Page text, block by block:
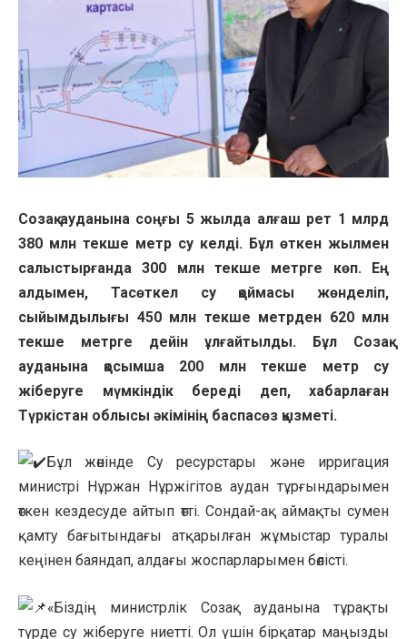
Созақ ауданына соңғы 5 жылда алғаш рет 1 млрд
380 млн текше метр су келді. Бұл өткен жылмен
салыстырғанда 300 млн текше метрге көп. Ең
алдымен, Тасөткел су қоймасы жөнделіп,
сыйымдылығы 450 млн текше метрден 620 млн
текше метрге дейін ұлғайтылды. Бұл Созақ
ауданына қосымша 200 млн текше метр су
жіберуге мүмкіндік береді деп, хабарлаған
Түркістан облысы әкімінің баспасөз қызметі.
Бұл жөнінде Су ресурстары және ирригация
министрі Нұржан Нұржігітов аудан тұрғындарымен
өткен кездесуде айтып өтті. Сондай-ақ аймақты сумен
қамту бағытындағы атқарылған жұмыстар туралы
кеңінен баяндап, алдағы жоспарларымен бөлісті.
«Біздің министрлік Созақ ауданына тұрақты
түрде су жіберуге ниетті. Ол үшін бірқатар маңызды